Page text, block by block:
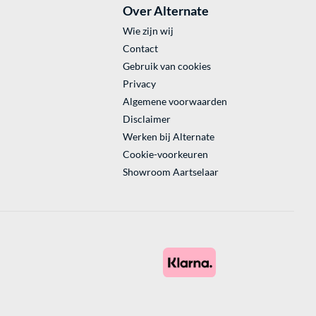
Over Alternate
Wie zijn wij
Contact
Gebruik van cookies
Privacy
Algemene voorwaarden
Disclaimer
Werken bij Alternate
Cookie-voorkeuren
Showroom Aartselaar